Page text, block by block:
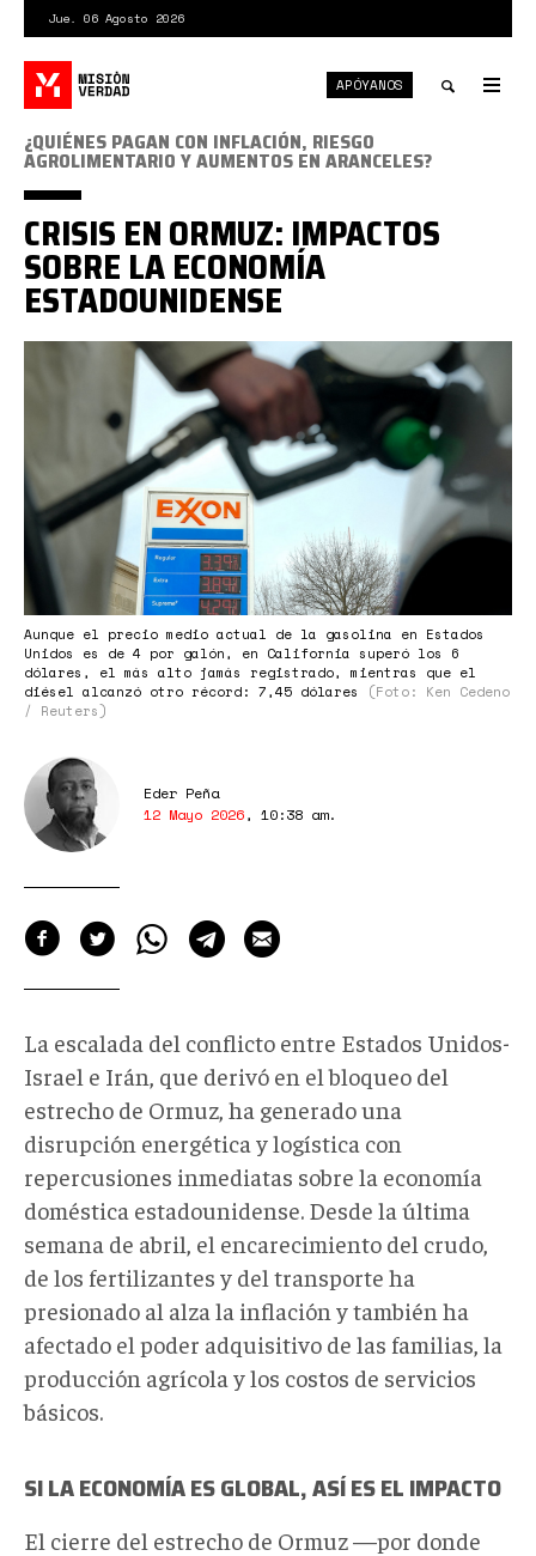
contenido
principal
Jue. 06 Agosto 2026
APÓYANOS
Captura
05-
12
10-
35-
53.png
Aunque el precio medio actual de la gasolina en Estados
Unidos es de 4 por galón, en California superó los 6
dólares, el más alto jamás registrado, mientras que el
diésel alcanzó otro récord: 7,45 dólares
(Foto: Ken Cedeno
/ Reuters)
¿QUIÉNES PAGAN CON INFLACIÓN, RIESGO
AGROLIMENTARIO Y AUMENTOS EN ARANCELES?
CRISIS EN ORMUZ: IMPACTOS
SOBRE LA ECONOMÍA
ESTADOUNIDENSE
Eder Peña
12 Mayo 2026, 10:38 am.
La escalada del conflicto entre Estados Unidos-
Israel e Irán, que derivó en el bloqueo del
estrecho de Ormuz, ha generado una
disrupción energética y logística con
repercusiones inmediatas sobre la economía
doméstica estadounidense. Desde la última
semana de abril, el encarecimiento del crudo,
de los fertilizantes y del transporte ha
presionado al alza la inflación y también ha
afectado el poder adquisitivo de las familias, la
producción agrícola y los costos de servicios
básicos.
SI LA ECONOMÍA ES GLOBAL, ASÍ ES EL IMPACTO
El cierre del estrecho de Ormuz —por donde